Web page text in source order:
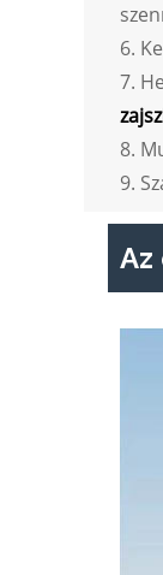
6.
7.
8.
9.
Az